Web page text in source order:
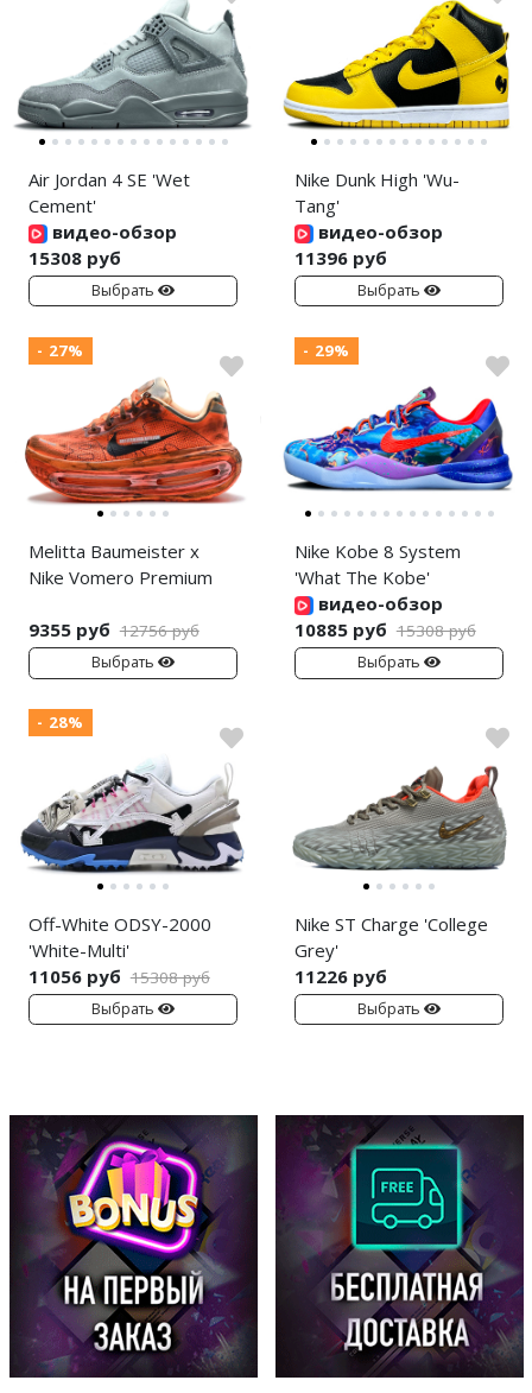
Air Jordan 4 SE 'Wet
Cement'
видео-обзор
15308 руб
Выбрать
Nike Dunk High 'Wu-
Tang'
видео-обзор
11396 руб
Выбрать
- 27%
Melitta Baumeister x
Nike Vomero Premium
9355 руб 12756 руб
Выбрать
- 29%
Nike Kobe 8 System
'What The Kobe'
видео-обзор
10885 руб 15308 руб
Выбрать
- 28%
Off-White ODSY-2000
'White-Multi'
11056 руб 15308 руб
Выбрать
Nike ST Charge 'College
Grey'
11226 руб
Выбрать